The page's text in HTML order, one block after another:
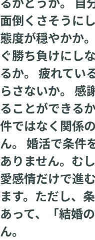
面倒くさそうに
態度が穏やかか
ぐ勝ち負けにし
るか。 疲れてい
らさないか。 感
ることができる
件ではなく関係
ん。 婚活で条件
ありません。む
愛感情だけで進
ます。ただし、
あって、「結婚
ん。